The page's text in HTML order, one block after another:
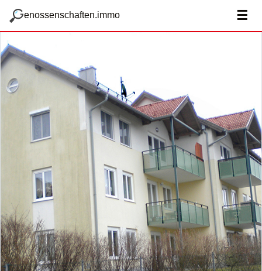
g
enossenschaften.immo ☰